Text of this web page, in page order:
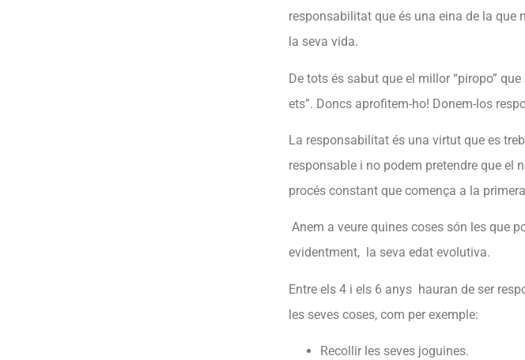
responsabilitat que és una eina de la
la seva vida.
De tots és sabut que el millor “piropo”
ets”. Doncs aprofitem-ho! Donem-los
La responsabilitat és una virtut que es
responsable i no podem pretendre que el
procés constant que comença a la
Anem a veure quines coses són les que
evidentment, la seva edat evolutiva.
Entre els 4 i els 6 anys hauran de ser
les seves coses, com per exemple:
Recollir les seves joguines.